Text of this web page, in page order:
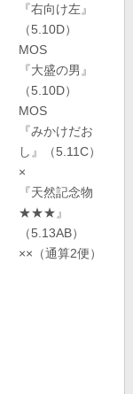
『右向け左』
（5.10D）
MOS
『大盛の男』
（5.10D）
MOS
『みかけだお
し』（5.11C）
×
『天然記念物
★★★』
（5.13AB）
××（通算2便）